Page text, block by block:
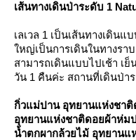
เส้นทางเดินป่าระดับ 1
เลเวล 1 เป็นเส้นทางเดิน
หญ่เป็นการเดินในทางรา
สามารถเดินแบบไปเช้า เ
วัน 1 คืนค่ะ สถานที่เดินป่า
กิ่วแม่ปาน อุทยานแห่งชา
อุทยานแห่งชาติดอยผ้าห่ม
น้ำตกผากล้วยไม้ อุทยานแ